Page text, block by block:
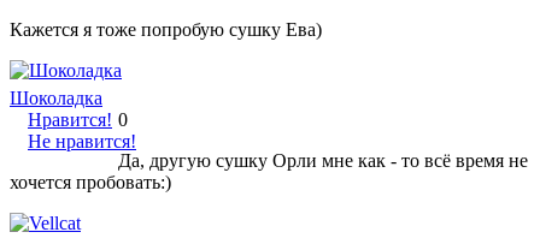
Кажется я тоже попробую сушку Ева)
Шоколадка
Нравится!
Не нравится!
0
Да, другую сушку Орли мне как - то всё время не
хочется пробовать:)